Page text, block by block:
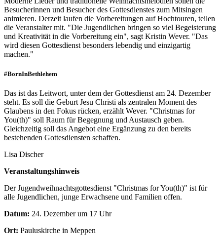
Besucherinnen und Besucher des Gottesdienstes zum Mitsingen
animieren. Derzeit laufen die Vorbereitungen auf Hochtouren, teilen
die Veranstalter mit. "Die Jugendlichen bringen so viel Begeisterung
und Kreativität in die Vorbereitung ein", sagt Kristin Wever. "Das
wird diesen Gottesdienst besonders lebendig und einzigartig
machen."
#BornInBethlehem
Das ist das Leitwort, unter dem der Gottesdienst am 24. Dezember
steht. Es soll die Geburt Jesu Christi als zentralen Moment des
Glaubens in den Fokus rücken, erzählt Wever. "Christmas for
You(th)" soll Raum für Begegnung und Austausch geben.
Gleichzeitig soll das Angebot eine Ergänzung zu den bereits
bestehenden Gottesdiensten schaffen.
Lisa Discher
Veranstaltungshinweis
Der Jugendweihnachtsgottesdienst "Christmas for You(th)" ist für
alle Jugendlichen, junge Erwachsene und Familien offen.
Datum: 24. Dezember um 17 Uhr
Ort: Pauluskirche in Meppen